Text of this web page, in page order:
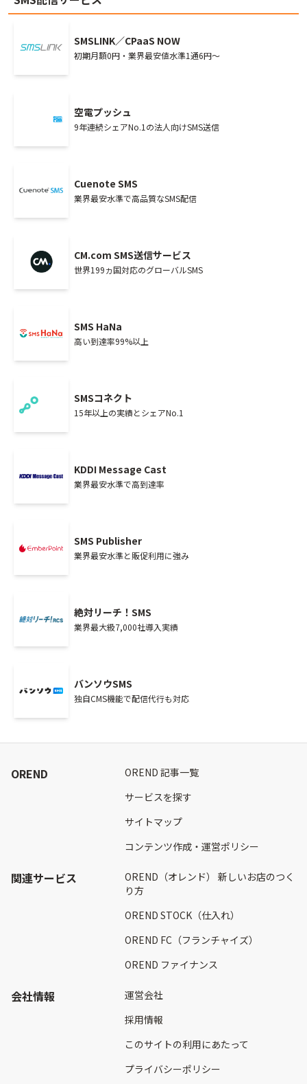
SMSLINK／CPaaS NOW
初期月額0円・業界最安値水準1通6円～
空電プッシュ
9年連続シェアNo.1の法人向けSMS送信
Cuenote SMS
業界最安水準で高品質なSMS配信
CM.com SMS送信サービス
世界199ヵ国対応のグローバルSMS
SMS HaNa
高い到達率99%以上
SMSコネクト
15年以上の実績とシェアNo.1
KDDI Message Cast
業界最安水準で高到達率
SMS Publisher
業界最安水準と販促利用に強み
絶対リーチ！SMS
業界最大級7,000社導入実績
バンソウSMS
独自CMS機能で配信代行も対応
OREND
OREND 記事一覧
サービスを探す
サイトマップ
コンテンツ作成・運営ポリシー
関連サービス
OREND（オレンド） 新しいお店のつく
り方
OREND STOCK（仕入れ）
OREND FC（フランチャイズ）
OREND ファイナンス
会社情報
運営会社
採用情報
このサイトの利用にあたって
プライバシーポリシー